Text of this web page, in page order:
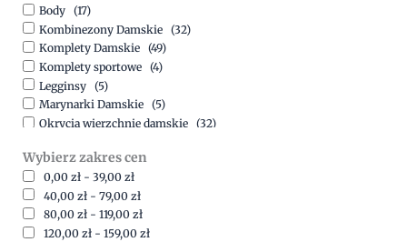
Body (17)
Kombinezony Damskie (32)
Komplety Damskie (49)
Komplety sportowe (4)
Legginsy (5)
Marynarki Damskie (5)
Okrycia wierzchnie damskie (32)
Spodnie (15)
Sukienki (41)
Swetry Damskie (19)
Szorty (7)
Wybierz zakres cen
0,00 zł - 39,00 zł
40,00 zł - 79,00 zł
80,00 zł - 119,00 zł
120,00 zł - 159,00 zł